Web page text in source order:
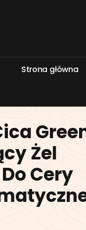
Strona główna
Żel
Cery